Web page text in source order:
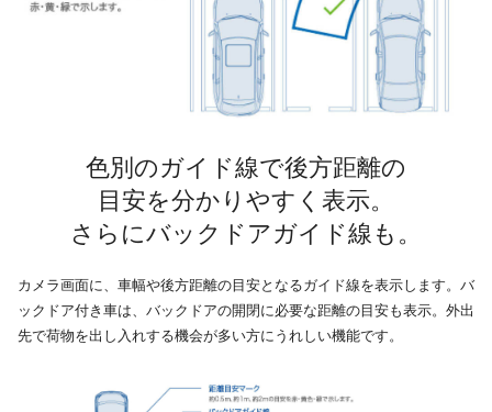
色別のガイド線で後方距離の
目安を分かりやすく表示。
さらにバックドアガイド線も。
カメラ画面に、車幅や後方距離の目安となるガイド線を表示します。バ
ックドア付き車は、バックドアの開閉に必要な距離の目安も表示。外出
先で荷物を出し入れする機会が多い方にうれしい機能です。